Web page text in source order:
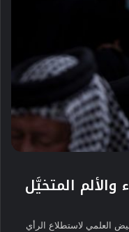
والألم المتخيَّل
العلمي لاستطلاع الرأي